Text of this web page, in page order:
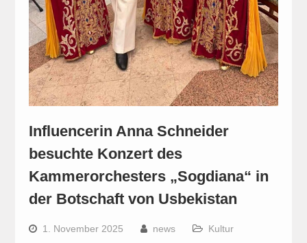
Influencerin Anna Schneider
besuchte Konzert des
Kammerorchesters „Sogdiana“ in
der Botschaft von Usbekistan
1. November 2025 news Kultur